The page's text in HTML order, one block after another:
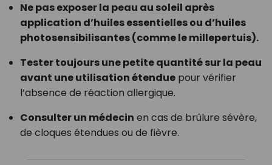
Ne pas exposer la peau au soleil après
application d’huiles essentielles ou d’huiles
photosensibilisantes (comme le millepertuis).
Tester toujours une petite quantité sur la peau
avant une utilisation étenduepour vérifier
l’absence de réaction allergique.
Consulter un médecin en cas de brûlure sévère,
de cloques étendues ou de fièvre.